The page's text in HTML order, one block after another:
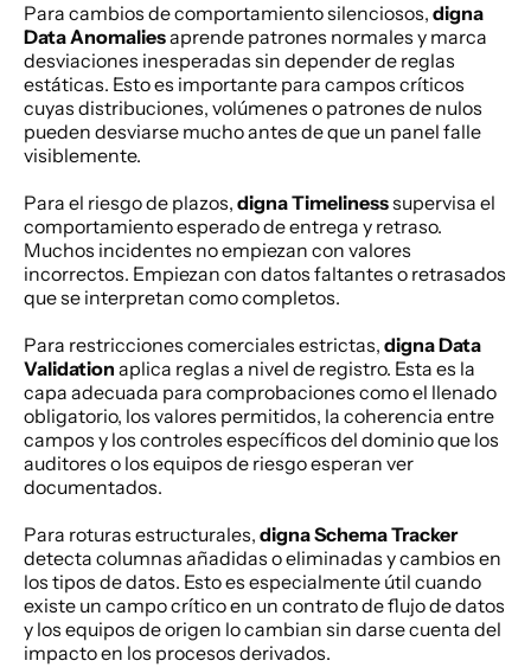
Para cambios de comportamiento silenciosos, digna
Data Anomalies aprende patrones normales y marca
desviaciones inesperadas sin depender de reglas
estáticas. Esto es importante para campos críticos
cuyas distribuciones, volúmenes o patrones de nulos
pueden desviarse mucho antes de que un panel falle
visiblemente.
Para el riesgo de plazos, digna Timeliness supervisa el
comportamiento esperado de entrega y retraso.
Muchos incidentes no empiezan con valores
incorrectos. Empiezan con datos faltantes o retrasados
que se interpretan como completos.
Para restricciones comerciales estrictas, digna Data
Validation aplica reglas a nivel de registro. Esta es la
capa adecuada para comprobaciones como el llenado
obligatorio, los valores permitidos, la coherencia entre
campos y los controles específicos del dominio que los
auditores o los equipos de riesgo esperan ver
documentados.
Para roturas estructurales, digna Schema Tracker
detecta columnas añadidas o eliminadas y cambios en
los tipos de datos. Esto es especialmente útil cuando
existe un campo crítico en un contrato de flujo de datos
y los equipos de origen lo cambian sin darse cuenta del
impacto en los procesos derivados.